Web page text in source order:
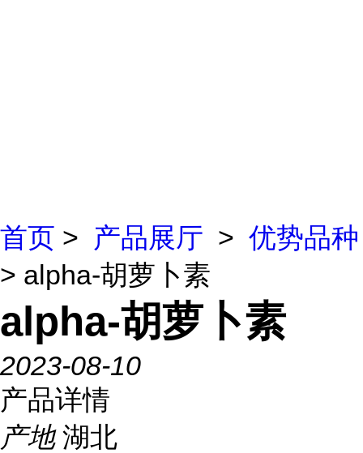
首页 > 产品展厅 > 优势品种
> alpha-胡萝卜素
alpha-胡萝卜素
2023-08-10
产品详情
产地 湖北